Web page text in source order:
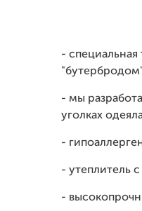
- специальная
- мы
уголках
-
- утеплитель
-